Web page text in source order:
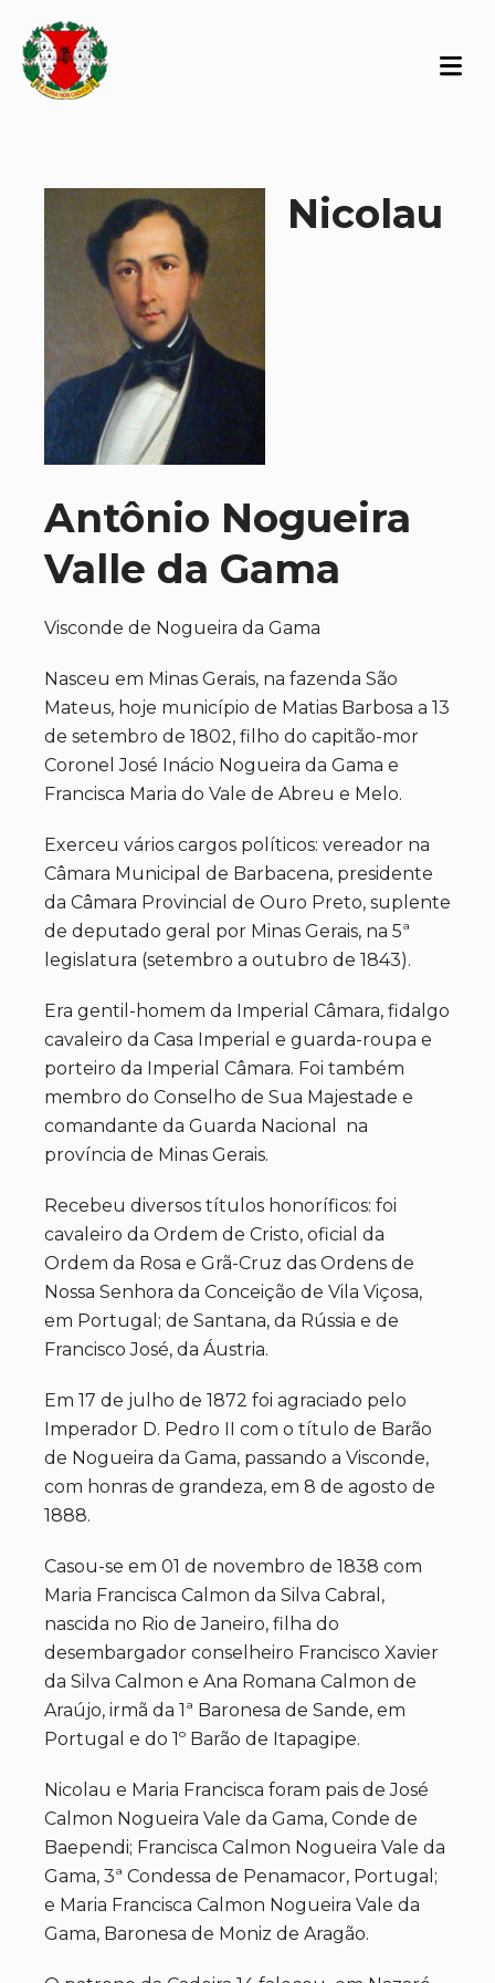
Nicolau
Antônio Nogueira
Valle da Gama
Visconde de Nogueira da Gama
Nasceu em Minas Gerais, na fazenda São
Mateus, hoje município de Matias Barbosa a 13
de setembro de 1802, filho do capitão-mor
Coronel José Inácio Nogueira da Gama e
Francisca Maria do Vale de Abreu e Melo.
Exerceu vários cargos políticos: vereador na
Câmara Municipal de Barbacena, presidente
da Câmara Provincial de Ouro Preto, suplente
de deputado geral por Minas Gerais, na 5ª
legislatura (setembro a outubro de 1843).
Era gentil-homem da Imperial Câmara, fidalgo
cavaleiro da Casa Imperial e guarda-roupa e
porteiro da Imperial Câmara. Foi também
membro do Conselho de Sua Majestade e
comandante da Guarda Nacional na
província de Minas Gerais.
Recebeu diversos títulos honoríficos: foi
cavaleiro da Ordem de Cristo, oficial da
Ordem da Rosa e Grã-Cruz das Ordens de
Nossa Senhora da Conceição de Vila Viçosa,
em Portugal; de Santana, da Rússia e de
Francisco José, da Áustria.
Em 17 de julho de 1872 foi agraciado pelo
Imperador D. Pedro II com o título de Barão
de Nogueira da Gama, passando a Visconde,
com honras de grandeza, em 8 de agosto de
1888.
Casou-se em 01 de novembro de 1838 com
Maria Francisca Calmon da Silva Cabral,
nascida no Rio de Janeiro, filha do
desembargador conselheiro Francisco Xavier
da Silva Calmon e Ana Romana Calmon de
Araújo, irmã da 1ª Baronesa de Sande, em
Portugal e do 1º Barão de Itapagipe.
Nicolau e Maria Francisca foram pais de José
Calmon Nogueira Vale da Gama, Conde de
Baependi; Francisca Calmon Nogueira Vale da
Gama, 3ª Condessa de Penamacor, Portugal;
e Maria Francisca Calmon Nogueira Vale da
Gama, Baronesa de Moniz de Aragão.